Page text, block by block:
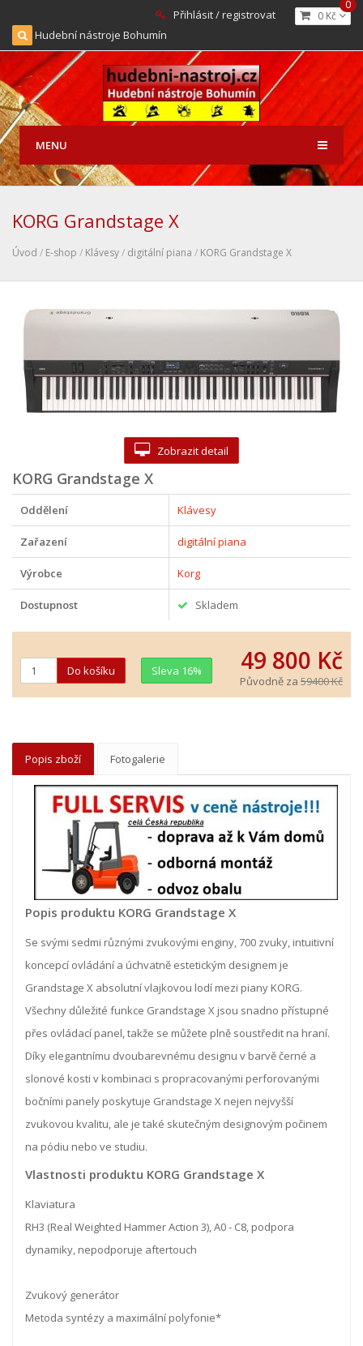
0 Kč
0
Přihlásit / registrovat
Hudební nástroje Bohumín
MENU
KORG Grandstage X
Úvod / E-shop / Klávesy/ digitální piana / KORG Grandstage X
Zobrazit detail
KORG Grandstage X
Oddělení Klávesy
Zařazení digitální piana
Výrobce Korg
Dostupnost Skladem
Sleva 16% 49 800 Kč
Původně za 59400 Kč
Popis zboží Fotogalerie
Popis produktu KORG Grandstage X
Se svými sedmi různými zvukovými enginy, 700 zvuky, intuitivní
koncepcí ovládání a úchvatně estetickým designem je
Grandstage X absolutní vlajkovou lodí mezi piany KORG.
Všechny důležité funkce Grandstage X jsou snadno přístupné
přes ovládací panel, takže se můžete plně soustředit na hraní.
Díky elegantnímu dvoubarevnému designu v barvě černé a
slonové kosti v kombinaci s propracovanými perforovanými
bočními panely poskytuje Grandstage X nejen nejvyšší
zvukovou kvalitu, ale je také skutečným designovým počinem
na pódiu nebo ve studiu.
Vlastnosti produktu KORG Grandstage X
Klaviatura
RH3 (Real Weighted Hammer Action 3), A0 - C8, podpora
dynamiky, nepodporuje aftertouch
Zvukový generátor
Metoda syntézy a maximální polyfonie*